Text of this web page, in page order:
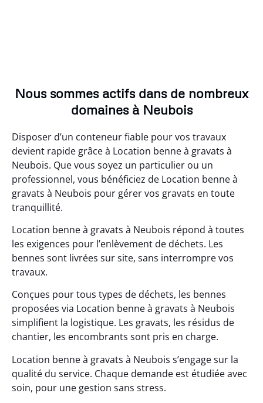
Nous sommes actifs dans de nombreux
domaines à Neubois
Disposer d’un conteneur fiable pour vos travaux
devient rapide grâce à Location benne à gravats à
Neubois. Que vous soyez un particulier ou un
professionnel, vous bénéficiez de Location benne à
gravats à Neubois pour gérer vos gravats en toute
tranquillité.
Location benne à gravats à Neubois répond à toutes
les exigences pour l’enlèvement de déchets. Les
bennes sont livrées sur site, sans interrompre vos
travaux.
Conçues pour tous types de déchets, les bennes
proposées via Location benne à gravats à Neubois
simplifient la logistique. Les gravats, les résidus de
chantier, les encombrants sont pris en charge.
Location benne à gravats à Neubois s’engage sur la
qualité du service. Chaque demande est étudiée avec
soin, pour une gestion sans stress.